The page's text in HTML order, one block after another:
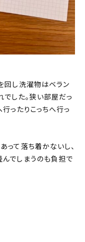
回し洗濯物はベラン
した。狭い部屋だっ
ったりこっちへ行っ
って落ち着かないし、
でしまうのも負担で